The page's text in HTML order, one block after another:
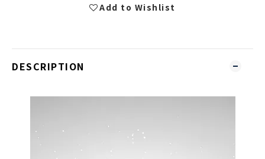
Add to Wishlist
DESCRIPTION